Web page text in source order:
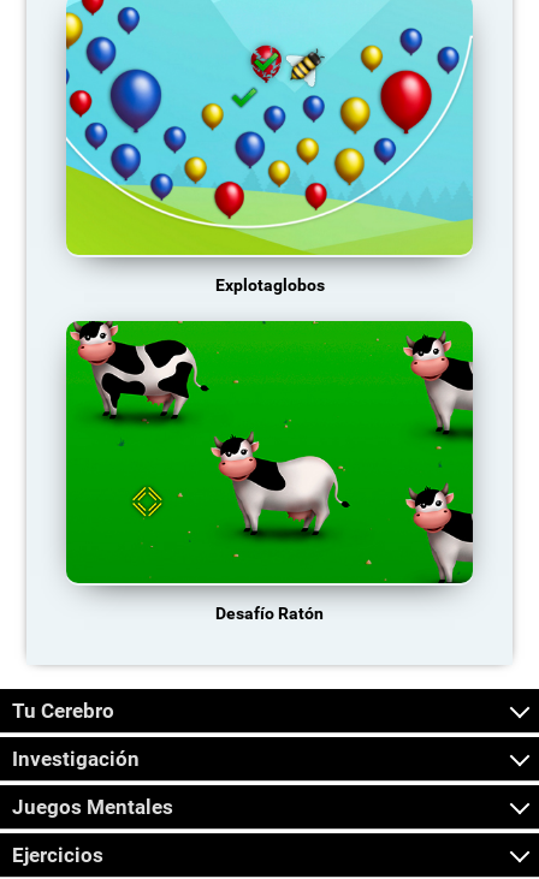
Explotaglobos
Desafío Ratón
Tu Cerebro
Investigación
Juegos Mentales
Ejercicios